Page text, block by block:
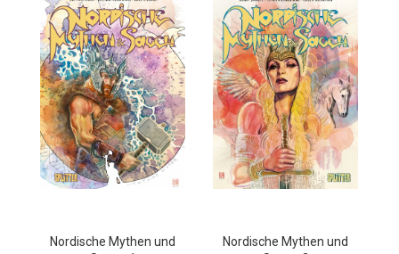
Nordische Mythen und
Nordische Mythen und